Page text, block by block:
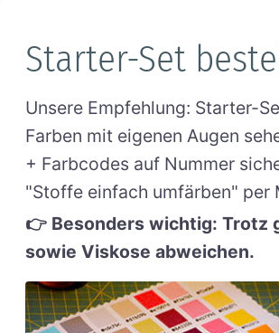
Starter-Set
Unsere Empfehlung: Starter-
Farben mit eigenen Augen
+ Farbcodes auf Nummer
"Stoffe einfach umfärben" per
👉 Besonders wichtig: Trotz
sowie Viskose abweichen.